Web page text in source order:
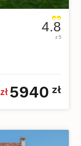
4.8
z 5
zł 5940 zł